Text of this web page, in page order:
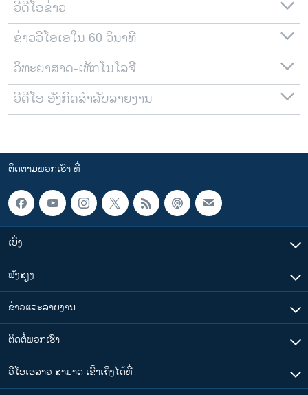
ວີດີໂອຂ່າວ
ຂ່າວວີໂອເອໃນ 60 ວິນາທີ
ວິທະຍາສາດ-ເທັກໂນໂລຈີ
ວີດີໂອ ອັງກິດສຳລັບລາຍງານ
ຕິດຕາມພວກເຮົາ ທີ່
ເບິ່ງ
ຟັງສຽງ
ຂ່າວແລະລາຍງານ
ຕິດຕໍ່ພວກເຮົາ
ວີໂອເອລາວ ສາມາດ ເຂົ້າເຖິງໄດ້ທີ່